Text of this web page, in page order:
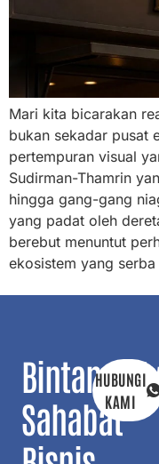
Mari kita bicarakan
bukan sekadar pusat
pertempuran visual
Sudirman-Thamrin
hingga gang-gang
yang padat oleh
berebut menuntut
ekosistem yang
Sahabat
HUBUNGI
KAMI